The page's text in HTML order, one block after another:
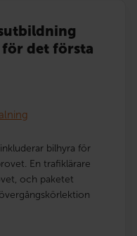
det första
bilhyra för
En trafiklärare
och paketet